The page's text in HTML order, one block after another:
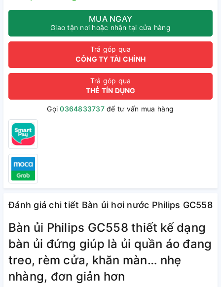
MUA NGAY
Giao tận nơi hoặc nhận tại cửa hàng
Trả góp qua
CÔNG TY TÀI CHÍNH
Trả góp qua
THẺ TÍN DỤNG
Gọi0364833737để tư vấn mua hàng
Đánh giá chi tiết Bàn ủi hơi nước Philips GC558
Bàn ủi Philips GC558 thiết kế dạng
bàn ủi đứng giúp là ủi quần áo đang
treo, rèm cửa, khăn màn… nhẹ
nhàng, đơn giản hơn